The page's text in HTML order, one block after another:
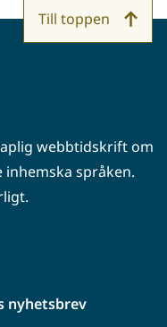
webbtidskrift om
språken.
nyhetsbrev
Till toppen